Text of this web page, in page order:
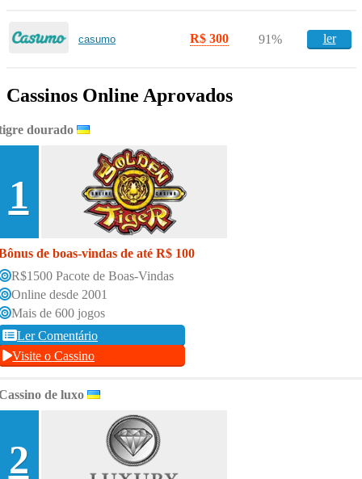
casumo R$ 300 91% ler
Cassinos Online Aprovados
dourado
1
de boas-vindas de até R$ 100
R$1500 Pacote de Boas-Vindas
Online desde 2001
Mais de 600 jogos
Ler Comentário
Visite o Cassino
de luxo
2